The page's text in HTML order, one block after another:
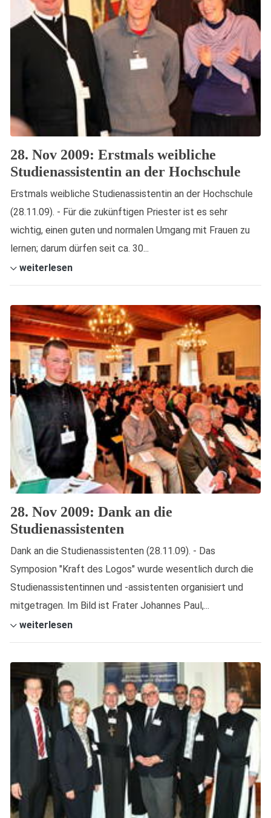
28. Nov 2009: Erstmals weibliche
Studienassistentin an der Hochschule
Erstmals weibliche Studienassistentin an der Hochschule
(28.11.09). - Für die zukünftigen Priester ist es sehr
wichtig, einen guten und normalen Umgang mit Frauen zu
lernen; darum dürfen seit ca. 30...
weiterlesen
28. Nov 2009: Dank an die
Studienassistenten
Dank an die Studienassistenten (28.11.09). - Das
Symposion "Kraft des Logos" wurde wesentlich durch die
Studienassistentinnen und -assistenten organisiert und
mitgetragen. Im Bild ist Frater Johannes Paul,...
weiterlesen